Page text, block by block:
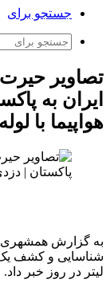
جستجو برای
تصاویر
هواپیما با لوله‌ای ۲
به گزارش همشهری
لیتر در روز خبر داد.